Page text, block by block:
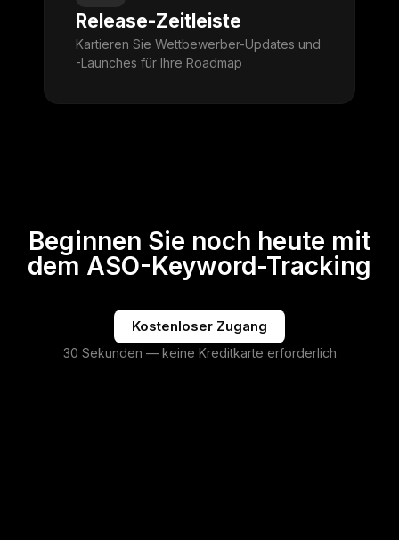
Release-Zeitleiste
Kartieren Sie Wettbewerber-Updates und
-Launches für Ihre Roadmap
Beginnen Sie noch heute mit
dem ASO-Keyword-Tracking
Kostenloser Zugang
30 Sekunden — keine Kreditkarte erforderlich